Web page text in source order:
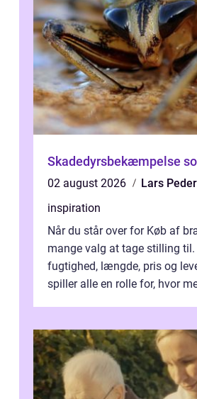
Skadedyrsbekæmpelse
02 august 2026
Lars
inspiration
Når du står over for Køb af
mange valg at tage stilling
fugtighed, længde, pris og
spiller alle en rolle for, hvor